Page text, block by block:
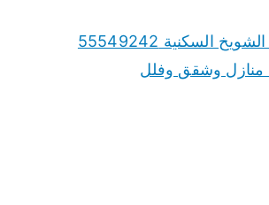
تنظيف منازل الشويخ السكنية 55549242
وشقق وفلل